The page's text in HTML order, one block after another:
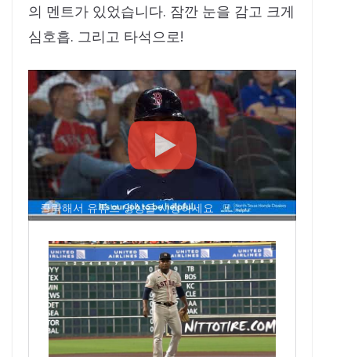
의 멘트가 있었습니다. 잠깐 눈을 감고 크게
심호흡. 그리고 타석으로!
클릭해서 유튜브 영상을 시청하세요